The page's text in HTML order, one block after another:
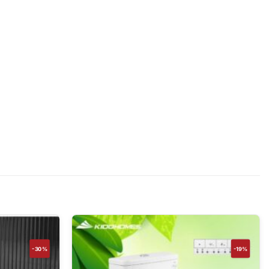
-30% -19%